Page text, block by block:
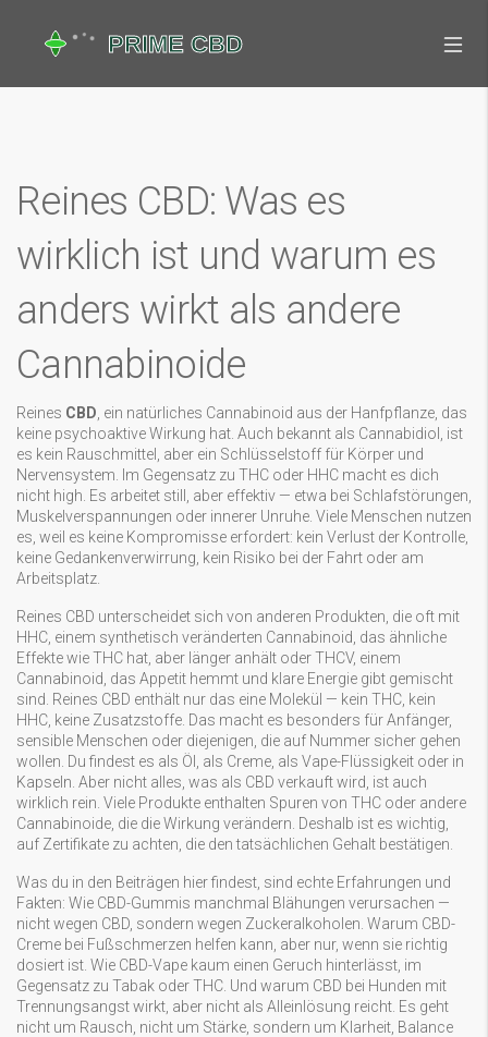
Reines CBD: Was es
wirklich ist und warum es
anders wirkt als andere
Cannabinoide
Reines CBD ein natürliches Cannabinoid aus der Hanfpflanze, das
keine psychoaktive Wirkung hat . Auch bekannt als Cannabidiol
, ist
es kein Rauschmittel, aber ein Schlüsselstoff für Körper und
Nervensystem.
Im Gegensatz zu THC oder HHC macht es dich
nicht high. Es arbeitet still, aber effektiv — etwa bei Schlafstörungen,
Muskelverspannungen oder innerer Unruhe. Viele Menschen nutzen
es, weil es keine Kompromisse erfordert: kein Verlust der Kontrolle,
keine Gedankenverwirrung, kein Risiko bei der Fahrt oder am
Arbeitsplatz.
Reines CBD unterscheidet sich von anderen Produkten, die oft mit
HHC einem synthetisch veränderten Cannabinoid, das ähnliche
Effekte wie THC hat, aber länger anhält oderTHCV, einem
Cannabinoid, das Appetit hemmt und klare Energie gibt gemischt
sind. Reines CBD enthält nur das eine Molekül — kein THC, kein
HHC, keine Zusatzstoffe. Das macht es besonders für Anfänger,
sensible Menschen oder diejenigen, die auf Nummer sicher gehen
wollen. Du findest es als Öl, als Creme, als Vape-Flüssigkeit oder in
Kapseln. Aber nicht alles, was als CBD verkauft wird, ist auch
wirklich rein. Viele Produkte enthalten Spuren von THC oder andere
Cannabinoide, die die Wirkung verändern. Deshalb ist es wichtig,
auf Zertifikate zu achten, die den tatsächlichen Gehalt bestätigen.
Was du in den Beiträgen hier findest, sind echte Erfahrungen und
Fakten: Wie CBD-Gummis manchmal Blähungen verursachen —
nicht wegen CBD, sondern wegen Zuckeralkoholen. Warum CBD-
Creme bei Fußschmerzen helfen kann, aber nur, wenn sie richtig
dosiert ist. Wie CBD-Vape kaum einen Geruch hinterlässt, im
Gegensatz zu Tabak oder THC. Und warum CBD bei Hunden mit
Trennungsangst wirkt, aber nicht als Alleinlösung reicht. Es geht
nicht um Rausch, nicht um Stärke, sondern um Klarheit, Balance